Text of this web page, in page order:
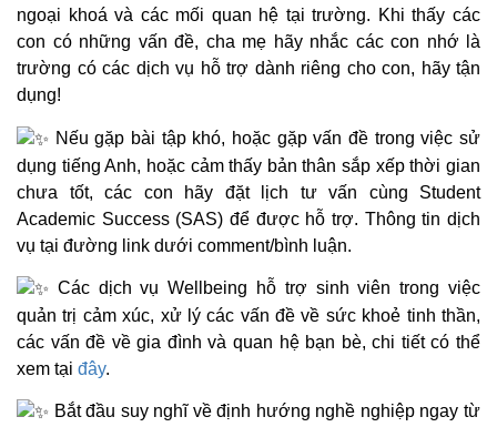
ngoại khoá và các mối quan hệ tại trường. Khi thấy các
con có những vấn đề, cha mẹ hãy nhắc các con nhớ là
trường có các dịch vụ hỗ trợ dành riêng cho con, hãy tận
dụng!
Nếu gặp bài tập khó, hoặc gặp vấn đề trong việc sử
dụng tiếng Anh, hoặc cảm thấy bản thân sắp xếp thời gian
chưa tốt, các con hãy đặt lịch tư vấn cùng Student
Academic Success (SAS) để được hỗ trợ. Thông tin dịch
vụ tại đường link dưới comment/bình luận.
Các dịch vụ Wellbeing hỗ trợ sinh viên trong việc
quản trị cảm xúc, xử lý các vấn đề về sức khoẻ tinh thần,
các vấn đề về gia đình và quan hệ bạn bè, chi tiết có thể
xem tại đây.
Bắt đầu suy nghĩ về định hướng nghề nghiệp ngay từ